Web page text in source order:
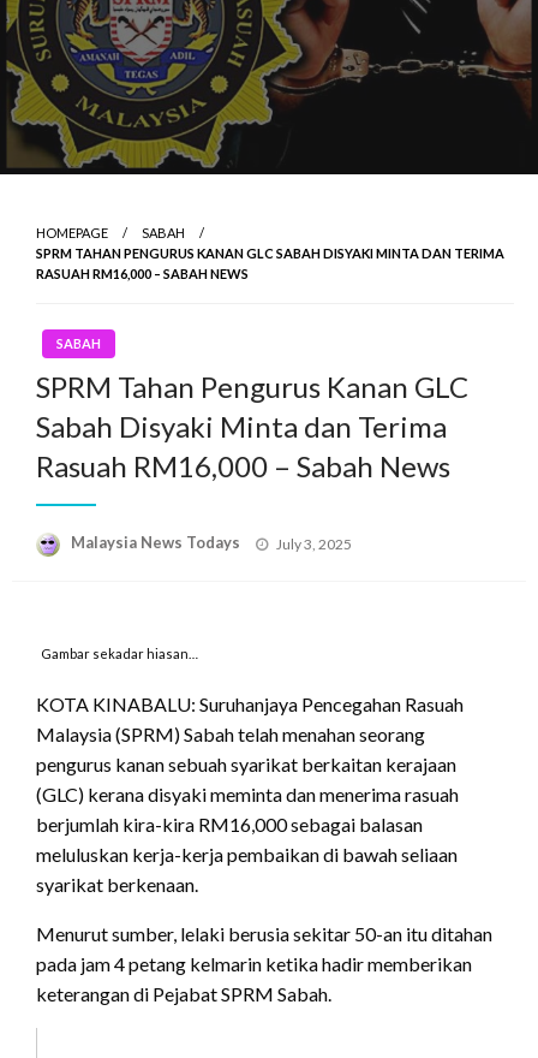
HOMEPAGE
SABAH
SPRM TAHAN PENGURUS KANAN GLC SABAH DISYAKI MINTA DAN TERIMA
RASUAH RM16,000 – SABAH NEWS
SABAH
SPRM Tahan Pengurus Kanan GLC
Sabah Disyaki Minta dan Terima
Rasuah RM16,000 – Sabah News
Malaysia News Todays
Posted
July 3, 2025
Gambar sekadar hiasan…
KOTA KINABALU: Suruhanjaya Pencegahan Rasuah
Malaysia (SPRM) Sabah telah menahan seorang
pengurus kanan sebuah syarikat berkaitan kerajaan
(GLC) kerana disyaki meminta dan menerima rasuah
berjumlah kira-kira RM16,000 sebagai balasan
meluluskan kerja-kerja pembaikan di bawah seliaan
syarikat berkenaan.
Menurut sumber, lelaki berusia sekitar 50-an itu ditahan
pada jam 4 petang kelmarin ketika hadir memberikan
keterangan di Pejabat SPRM Sabah.